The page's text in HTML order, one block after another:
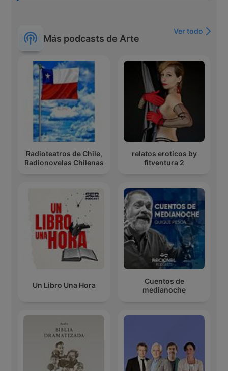
Más podcasts de Arte
Ver todo
Radioteatros de Chile,
Radionovelas Chilenas
relatos eroticos by
fitventura 2
Un Libro Una Hora
Cuentos de
medianoche